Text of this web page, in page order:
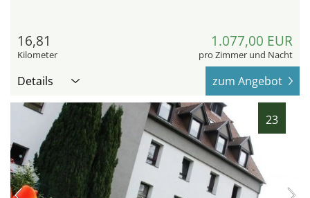
16,81
Kilometer
1.077,00 EUR
pro Zimmer und Nacht
Details zum Angebot
23